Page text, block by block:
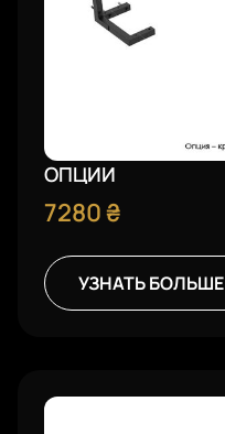
ОПЦИИ
7280₴
УЗНАТЬ БОЛЬШЕ